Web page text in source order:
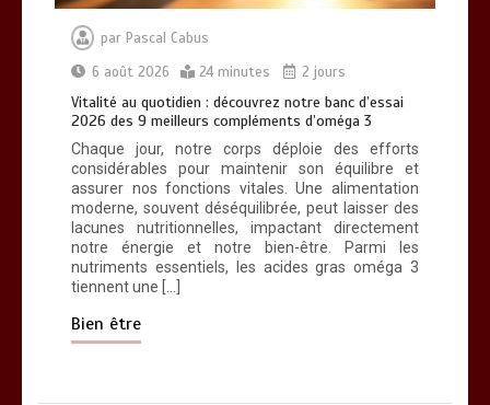
par Pascal Cabus
6 août 2026
24 minutes 2 jours
Vitalité au quotidien : découvrez notre banc d’essai
2026 des 9 meilleurs compléments d’oméga 3
Chaque jour, notre corps déploie des efforts
considérables pour maintenir son équilibre et
assurer nos fonctions vitales. Une alimentation
moderne, souvent déséquilibrée, peut laisser des
lacunes nutritionnelles, impactant directement
notre énergie et notre bien-être. Parmi les
nutriments essentiels, les acides gras oméga 3
tiennent une […]
Bien être